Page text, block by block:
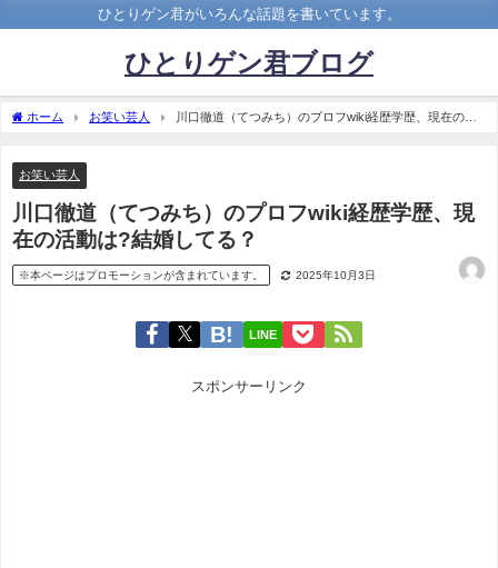
ひとりゲン君がいろんな話題を書いています。
ひとりゲン君ブログ
ホーム お笑い芸人
川口徹道（てつみち）のプロフwiki経歴学歴、現在の活
お笑い芸人
川口徹道（てつみち）のプロフwiki経歴学歴、現
在の活動は?結婚してる？
※本ページはプロモーションが含まれています。 2025年10月3日
LINE
スポンサーリンク